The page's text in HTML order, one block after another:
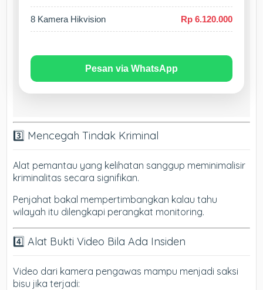
8 Kamera Hikvision Rp 6.120.000
Pesan via WhatsApp
3️⃣ Mencegah Tindak Kriminal
Alat pemantau yang kelihatan sanggup meminimalisir
kriminalitas secara signifikan.
Penjahat bakal mempertimbangkan kalau tahu
wilayah itu dilengkapi perangkat monitoring.
4️⃣ Alat Bukti Video Bila Ada Insiden
Video dari kamera pengawas mampu menjadi saksi
bisu jika terjadi: